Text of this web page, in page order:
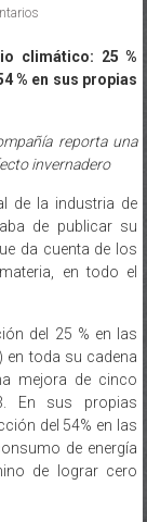
climático: 25 %
reporta una
de la industria de
da cuenta de los
en todo el
del 25 % en las
mejora de cinco
En sus propias
del 54% en las
de energía
de lograr cero
por mejorar